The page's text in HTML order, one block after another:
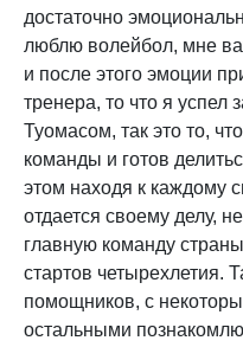
достаточно
люблю волейбол, мне
и после этого эмоции
тренера, то что я успел
Туомасом, так это то,
команды и готов
этом находя к каждому
отдается своему делу,
главную команду
стартов четырехлетия.
помощников, с
остальными